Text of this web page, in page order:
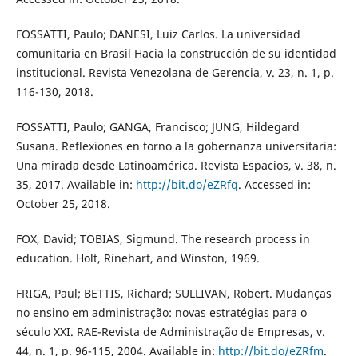
FOSSATTI, Paulo; DANESI, Luiz Carlos. La universidad
comunitaria en Brasil Hacia la construcción de su identidad
institucional. Revista Venezolana de Gerencia, v. 23, n. 1, p.
116-130, 2018.
FOSSATTI, Paulo; GANGA, Francisco; JUNG, Hildegard
Susana. Reflexiones en torno a la gobernanza universitaria:
Una mirada desde Latinoamérica. Revista Espacios, v. 38, n.
35, 2017. Available in: http://bit.do/eZRfq. Accessed in:
October 25, 2018.
FOX, David; TOBIAS, Sigmund. The research process in
education. Holt, Rinehart, and Winston, 1969.
FRIGA, Paul; BETTIS, Richard; SULLIVAN, Robert. Mudanças
no ensino em administração: novas estratégias para o
século XXI. RAE-Revista de Administração de Empresas, v.
44, n. 1, p. 96-115, 2004. Available in: http://bit.do/eZRfm.